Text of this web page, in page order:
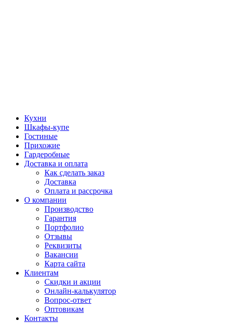
Кухни
Шкафы-купе
Гостиные
Прихожие
Гардеробные
Доставка и оплата
Как сделать заказ
Доставка
Оплата и рассрочка
О компании
Производство
Гарантия
Портфолио
Отзывы
Реквизиты
Вакансии
Карта сайта
Клиентам
Скидки и акции
Онлайн-калькулятор
Вопрос-ответ
Оптовикам
Контакты